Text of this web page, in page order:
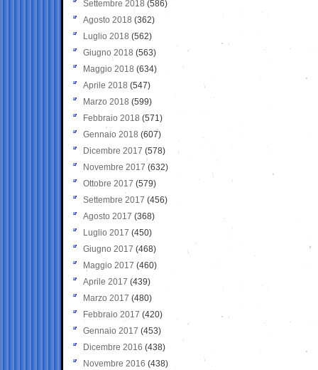
Settembre 2018 (586)
Agosto 2018 (362)
Luglio 2018 (562)
Giugno 2018 (563)
Maggio 2018 (634)
Aprile 2018 (547)
Marzo 2018 (599)
Febbraio 2018 (571)
Gennaio 2018 (607)
Dicembre 2017 (578)
Novembre 2017 (632)
Ottobre 2017 (579)
Settembre 2017 (456)
Agosto 2017 (368)
Luglio 2017 (450)
Giugno 2017 (468)
Maggio 2017 (460)
Aprile 2017 (439)
Marzo 2017 (480)
Febbraio 2017 (420)
Gennaio 2017 (453)
Dicembre 2016 (438)
Novembre 2016 (438)